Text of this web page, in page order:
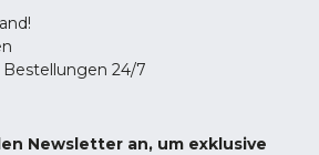
24/7
Newsletter an, um exklusive